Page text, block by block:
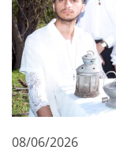
08/06/2026